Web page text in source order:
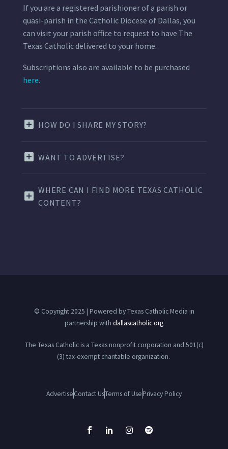
If you are a registered parishioner of a parish or
quasi-parish in the Catholic Diocese of Dallas, you
can visit your parish office to request to have The
Texas Catholic delivered to your home.
Subscriptions also are available to be purchased
here.
HOW DO I SHARE MY STORY?
WANT TO ADVERTISE?
WHERE CAN I FIND MORE TEXAS CATHOLIC
CONTENT?
© Copyright 2025 | Powered by Texas Catholic Media in
partnership with dallascatholic.org
The Texas Catholic is a Texas nonprofit corporation and 501(c)
(3) tax-exempt charitable organization.
AdvertiseContact UsTerms of UsePrivacy Policy